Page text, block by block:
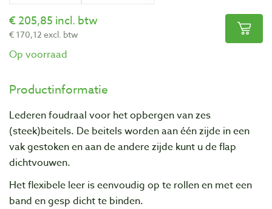
205,85 incl. btw
170,12 excl. btw
Op voorraad
Productinformatie
Lederen foudraal voor het opbergen van zes
(steek)beitels. De beitels worden aan één zijde in een
vak gestoken en aan de andere zijde kunt u de flap
dichtvouwen.
Het flexibele leer is eenvoudig op te rollen en met een
band en gesp dicht te binden.